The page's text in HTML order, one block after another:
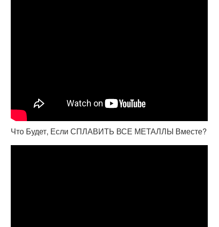
Что Будет, Если СПЛАВИТЬ ВСЕ МЕТАЛЛЫ Вместе?